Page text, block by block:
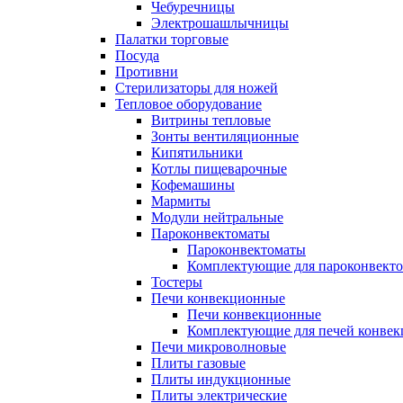
Чебуречницы
Электрошашлычницы
Палатки торговые
Посуда
Противни
Стерилизаторы для ножей
Тепловое оборудование
Витрины тепловые
Зонты вентиляционные
Кипятильники
Котлы пищеварочные
Кофемашины
Мармиты
Модули нейтральные
Пароконвектоматы
Пароконвектоматы
Комплектующие для
Тостеры
Печи конвекционные
Печи конвекционные
Комплектующие для печей
Печи микроволновые
Плиты газовые
Плиты индукционные
Плиты электрические